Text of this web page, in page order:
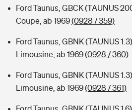
Ford Taunus, GBCK (TAUNUS
Coupe, ab 1969(0928 / 359)
Ford Taunus, GBNK (TAUNUS
Limousine, ab 1969(0928 / 360)
Ford Taunus, GBNK (TAUNUS
Limousine, ab 1969(0928 / 361)